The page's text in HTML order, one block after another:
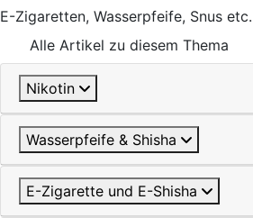
E-Zigaretten, Wasserpfeife, Snus etc.
Alle Artikel zu diesem Thema
Nikotin
Wasserpfeife & Shisha
E-Zigarette und E-Shisha